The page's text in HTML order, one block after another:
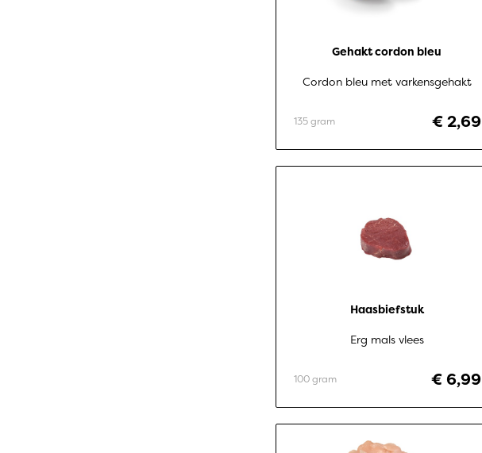
Gehakt cordon bleu
Cordon bleu met varkensgehakt
€ 2,69
135 gram
Haasbiefstuk
Erg mals vlees
€ 6,99
100 gram